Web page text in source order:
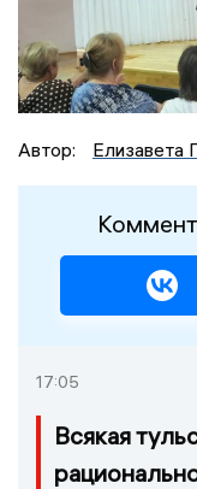
Автор: Елизавета
17:05
Всякая